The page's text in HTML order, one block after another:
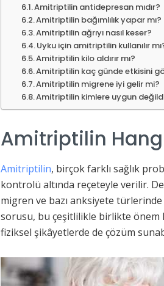
Amitriptilin antidepresan mıdır?
Amitriptilin bağımlılık yapar mı?
Amitriptilin ağrıyı nasıl keser?
Uyku için amitriptilin kullanılır
Amitriptilin kilo aldırır mı?
Amitriptilin kaç günde etkisini
Amitriptilin migrene iyi gelir mi?
Amitriptilin kimlere uygun
Amitriptilin
Amitriptilin, birçok farklı sağlık
kontrolü altında reçeteyle verilir.
migren ve bazı anksiyete
sorusu, bu çeşitlilikle birlikte önem
fiziksel şikâyetlerde de çözüm